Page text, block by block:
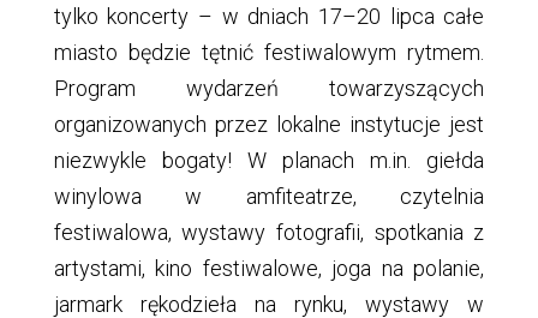
tylko koncerty – w dniach 17–20 lipca całe
miasto będzie tętnić festiwalowym rytmem.
Program wydarzeń towarzyszących
organizowanych przez lokalne instytucje jest
niezwykle bogaty! W planach m.in. giełda
winylowa w amfiteatrze, czytelnia
festiwalowa, wystawy fotografii, spotkania z
artystami, kino festiwalowe, joga na polanie,
jarmark rękodzieła na rynku, wystawy w